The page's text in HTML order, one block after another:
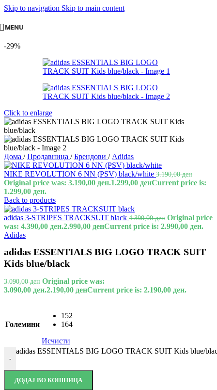
Skip to navigation Skip to main content
MENU
-29%
Click to enlarge
Дома / Продавница / Брендови / Adidas
NIKE REVOLUTION 6 NN (PSV) black/white 3.190,00ден
Original price was: 3.190,00 ден.1.299,00 денCurrent price is:
1.299,00 ден.
Back to products
adidas 3-STRIPES TRACKSUIT black 4.390,00ден Original price
was: 4.390,00 ден.2.990,00 денCurrent price is: 2.990,00 ден.
Adidas
adidas ESSENTIALS BIG LOGO TRACK SUIT
Kids blue/black
3.090,00ден Original price was:
3.090,00 ден.2.190,00 денCurrent price is: 2.190,00 ден.
Големини
152
164
Исчисти
-
adidas ESSENTIALS BIG LOGO TRACK SUIT Kids blue/
ДОДАЈ ВО КОШНИЦА